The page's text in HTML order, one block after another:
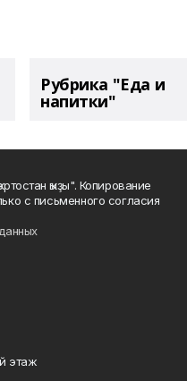
Рубрика "Еда и
напитки"
ҡыҙы". Копирование
с письменного согласия
этаж